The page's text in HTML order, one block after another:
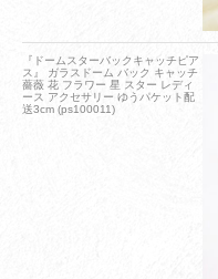
『ドームスターバックキャッチピア
ス』 ガラスドーム バック キャッチ
薔薇 花 フラワー 星 スター レディ
ース アクセサリー ゆうパケット配
送3cm (ps100011)